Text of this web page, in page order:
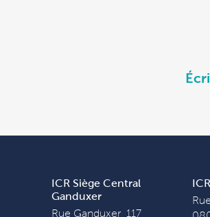
ICR Siège Central
Ganduxer
Rue Ganduxer, 117